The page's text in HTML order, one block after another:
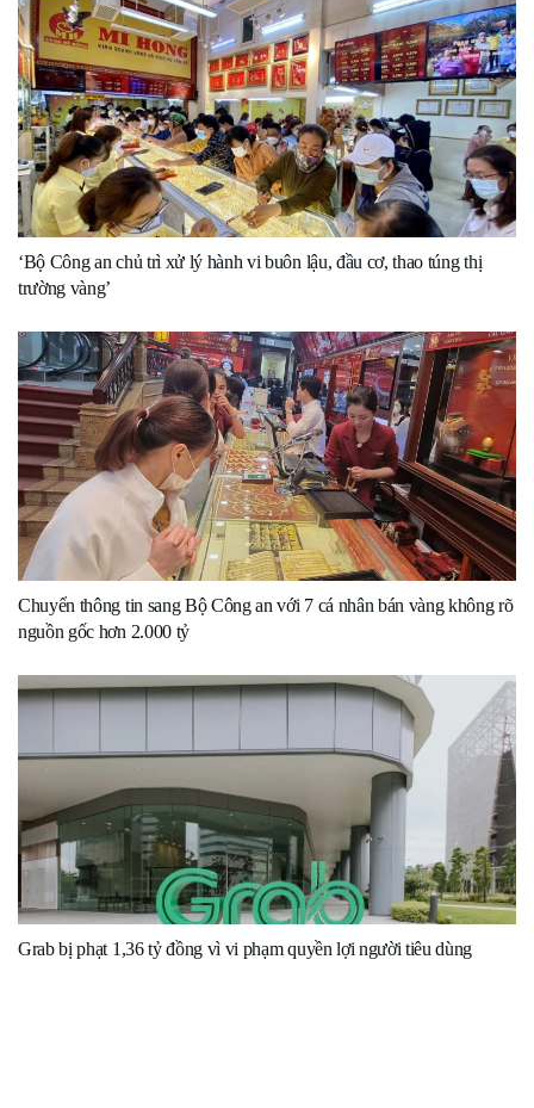
‘Bộ Công an chủ trì xử lý hành vi buôn lậu, đầu cơ, thao túng thị
trường vàng’
Chuyển thông tin sang Bộ Công an với 7 cá nhân bán vàng không rõ
nguồn gốc hơn 2.000 tỷ
Grab bị phạt 1,36 tỷ đồng vì vi phạm quyền lợi người tiêu dùng